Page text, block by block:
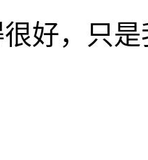
好，只